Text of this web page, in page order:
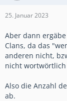
angemessenen
bestimmten
gewissen
25. Januar 2023
Aber dann
Clans, da das
anderen nicht,
nicht wortwörtlich
Also die Anzahl
ab.